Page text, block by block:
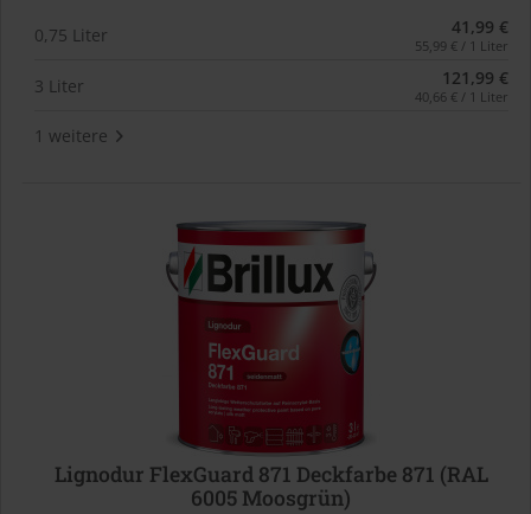
0,75 Liter 41,99 €
55,99 € / 1 Liter
3 Liter 121,99 €
40,66 € / 1 Liter
1 weitere
Lignodur FlexGuard 871 Deckfarbe 871 (RAL
6005 Moosgrün)